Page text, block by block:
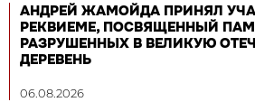
АНДРЕЙ ЖАМОЙДА ПРИНЯЛ
РЕКВИЕМЕ, ПОСВЯЩЕННЫЙ
РАЗРУШЕННЫХ В ВЕЛИКУЮ
ДЕРЕВЕНЬ
06.08.2026